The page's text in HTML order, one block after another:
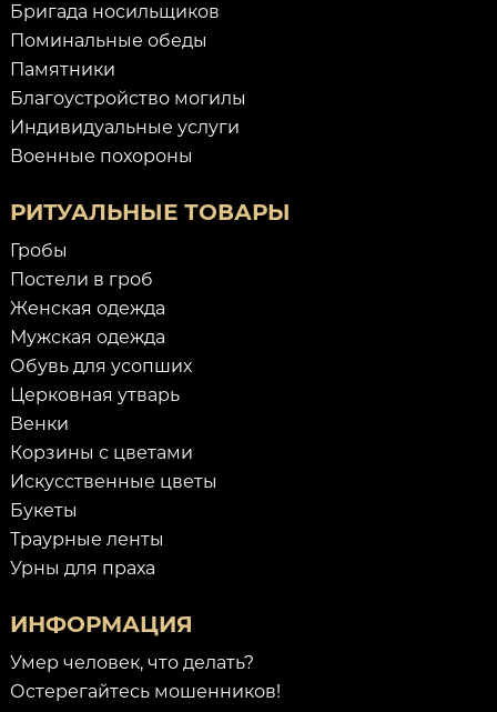
Бригада носильщиков
Поминальные обеды
Памятники
Благоустройство могилы
Индивидуальные услуги
Военные похороны
РИТУАЛЬНЫЕ ТОВАРЫ
Гробы
Постели в гроб
Женская одежда
Мужская одежда
Обувь для усопших
Церковная утварь
Венки
Корзины с цветами
Искусственные цветы
Букеты
Траурные ленты
Урны для праха
ИНФОРМАЦИЯ
Умер человек, что делать?
Остерегайтесь мошенников!